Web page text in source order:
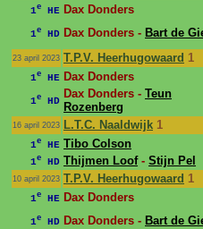
1e HE Dax Donders
1e HD Dax Donders - Bart de
23 april 2023 T.P.V. Heerhugowaard 1
1e HE Dax Donders
1e HD
Dax Donders - Teun
Rozenberg
16 april 2023 L.T.C. Naaldwijk 1
1e HE Tibo Colson
1e HD Thijmen Loof- Stijn Pel
10 april 2023 T.P.V. Heerhugowaard 1
1e HE Dax Donders
1e HD Dax Donders - Bart de